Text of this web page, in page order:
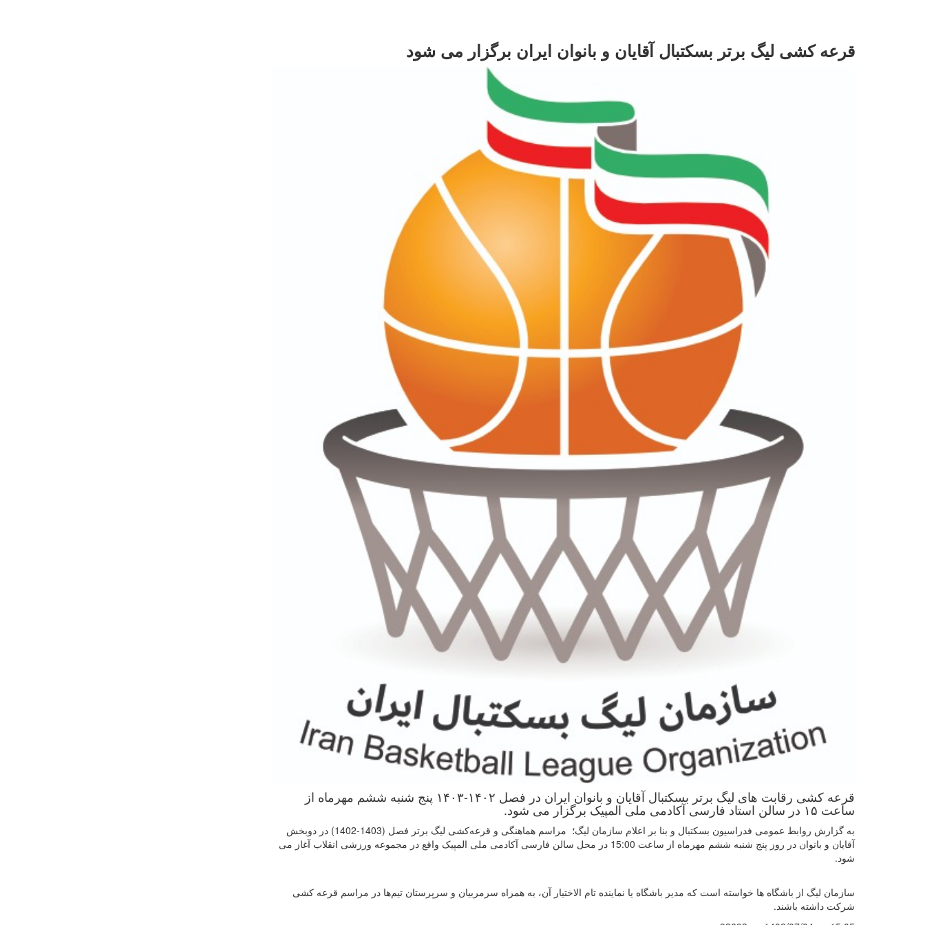
قرعه کشی لیگ برتر بسکتبال آقایان و بانوان ایران برگزار می شود
قرعه کشی رقابت های لیگ برتر بسکتبال آقایان و بانوان ایران در فصل ۱۴۰۲-۱۴۰۳ پنج شنبه ششم مهرماه از
ساعت ۱۵ در سالن استاد فارسی آکادمی ملی المپیک برگزار می شود.
به گزارش روابط عمومی فدراسیون بسکتبال و بنا بر اعلام سازمان لیگ؛ مراسم هماهنگی و قرعه‌کشی لیگ برتر فصل (1403-1402) در دو‌بخش
آقایان و بانوان در روز پنج شنبه ششم مهرماه از ساعت 15:00 در محل سالن فارسی آکادمی ملی المپیک واقع در مجموعه ورزشی انقلاب آغاز می
شود.
سازمان لیگ از باشگاه ها خواسته است که مدیر باشگاه یا نماینده تام الاختیار آن، به همراه سرمربیان و سرپرستان تیم‌ها در مراسم قرعه کشی
شرکت داشته باشند.